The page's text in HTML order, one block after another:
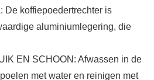
De koffiepoedertrechter is
aluminiumlegering, die
EN SCHOON: Afwassen in de
met water en reinigen met